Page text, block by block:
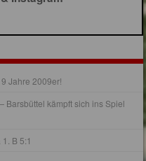
Jahre 2009er!
kämpft sich ins Spiel
B 5:1